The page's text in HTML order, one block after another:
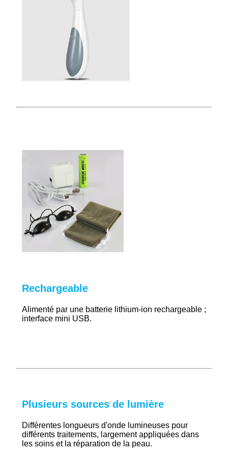
Rechargeable
Alimenté par une batterie lithium-ion rechargeable ;
interface mini USB.
Plusieurs sources de lumière
Différentes longueurs d'onde lumineuses pour
différents traitements, largement appliquées dans
les soins et la réparation de la peau.